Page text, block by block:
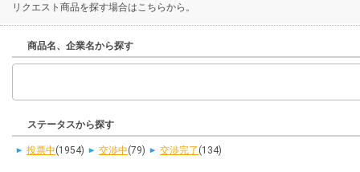
リクエスト商品を探す場合はこちらから。
商品名、企業名から探す
ステータスから探す
投票中(1954) 交渉中(79) 交渉完了 (134)